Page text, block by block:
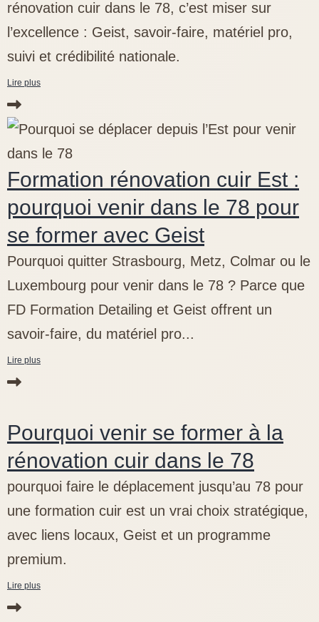
rénovation cuir dans le 78, c’est miser sur
l’excellence : Geist, savoir-faire, matériel pro,
suivi et crédibilité nationale.
Lire plus
Formation rénovation cuir Est :
pourquoi venir dans le 78 pour
se former avec Geist
Pourquoi quitter Strasbourg, Metz, Colmar ou le
Luxembourg pour venir dans le 78 ? Parce que
FD Formation Detailing et Geist offrent un
savoir-faire, du matériel pro...
Lire plus
Pourquoi venir se former à la
rénovation cuir dans le 78
pourquoi faire le déplacement jusqu’au 78 pour
une formation cuir est un vrai choix stratégique,
avec liens locaux, Geist et un programme
premium.
Lire plus